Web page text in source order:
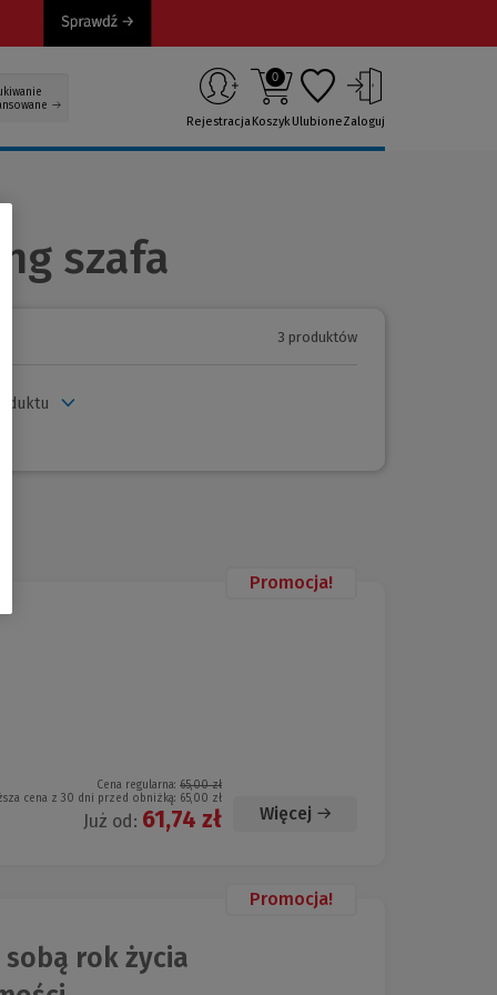
Rejestracja
0
KoszykUlubioneZaloguj
szafa
3 produktów
Promocja!
Cena regularna: 65,00 zł
cena z 30 dni przed obniżką: 65,00 zł
Już od: 61,74 zł Więcej
Promocja!
sobą rok życia